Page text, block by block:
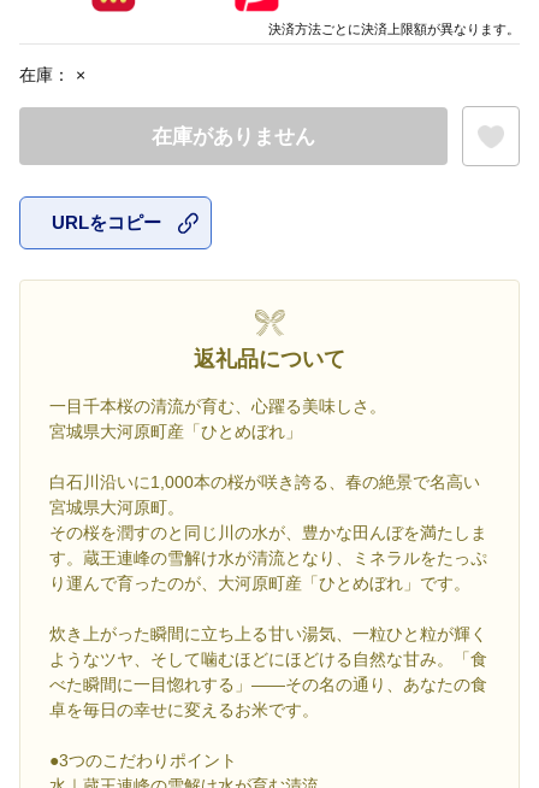
在庫： ×
在庫がありません
URLをコピー
返礼品について
一目千本桜の清流が育む、心躍る美味しさ。
宮城県大河原町産「ひとめぼれ」
白石川沿いに1,000本の桜が咲き誇る、春の絶景で名高い
宮城県大河原町。
その桜を潤すのと同じ川の水が、豊かな田んぼを満たしま
す。蔵王連峰の雪解け水が清流となり、ミネラルをたっぷ
り運んで育ったのが、大河原町産「ひとめぼれ」です。
炊き上がった瞬間に立ち上る甘い湯気、一粒ひと粒が輝く
ようなツヤ、そして噛むほどにほどける自然な甘み。「食
べた瞬間に一目惚れする」——その名の通り、あなたの食
卓を毎日の幸せに変えるお米です。
●3つのこだわりポイント
決済方法ごとに決済上限額が異なります。